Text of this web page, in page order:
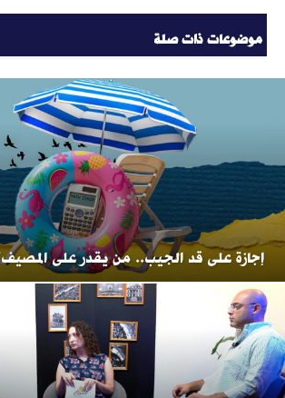
موضوعات ذات صلة
إجازة على قد الجيب.. من يقدر على